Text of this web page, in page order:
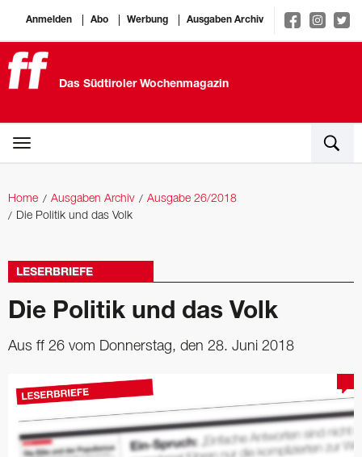
Anmelden Abo Werbung Ausgaben Archiv
Das Südtiroler Wochenmagazin
Home Ausgaben Archiv
Ausgabe 26/2018
Die Politik und das Volk
LESERBRIEFE
Die Politik und das Volk
Aus ff 26 vom Donnerstag, den 28. Juni 2018